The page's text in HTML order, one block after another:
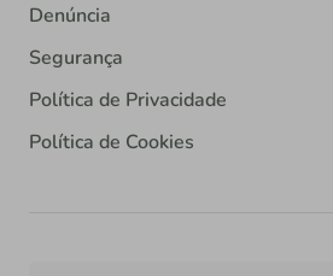
Denúncia
Segurança
Política de Privacidade
Política de Cookies